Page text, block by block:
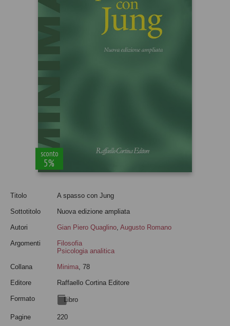
sconto
5%
Titolo A spasso con Jung
Sottotitolo Nuova edizione ampliata
Autori Gian Piero Quaglino Augusto Romano
Argomenti
Filosofia
Psicologia analitica
Collana Minima , 78
Editore Raffaello Cortina Editore
Formato Libro
Pagine 220